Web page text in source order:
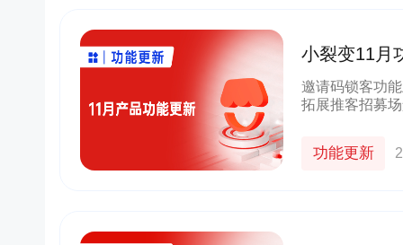
小裂变11月
管理更高效
邀请码锁客功
拓展推客招募
功能更新